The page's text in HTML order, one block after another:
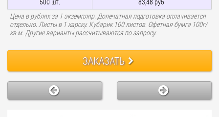
Цена в рублях за 1 экземпляр. Допечатная подготовка оплачивается
отдельно. Листы в 1 карску. Кубарик 100 листов. Офетная бумга 100г/
кв.м. Другие варианты рассчитываются по запросу.
ЗАКАЗАТЬ